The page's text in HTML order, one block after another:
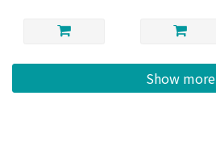
Show more